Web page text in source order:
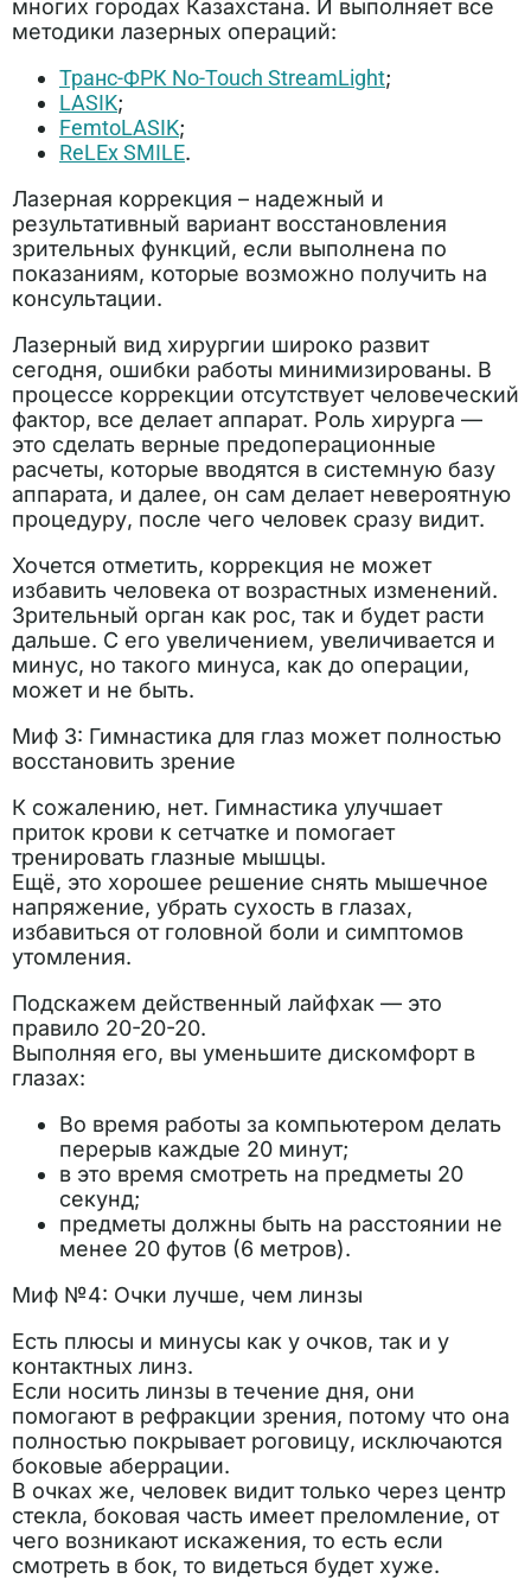
многих городах Казахстана. И выполняет все
методики лазерных операций:
Транс-ФРК No-Touch StreamLight;
LASIK;
FemtoLASIK;
ReLEx SMILE.
Лазерная коррекция – надежный и
результативный вариант восстановления
зрительных функций, если выполнена по
показаниям, которые возможно получить на
консультации.
Лазерный вид хирургии широко развит
сегодня, ошибки работы минимизированы. В
процессе коррекции отсутствует человеческий
фактор, все делает аппарат. Роль хирурга —
это сделать верные предоперационные
расчеты, которые вводятся в системную базу
аппарата, и далее, он сам делает невероятную
процедуру, после чего человек сразу видит.
Хочется отметить, коррекция не может
избавить человека от возрастных изменений.
Зрительный орган как рос, так и будет расти
дальше. С его увеличением, увеличивается и
минус, но такого минуса, как до операции,
может и не быть.
Миф 3: Гимнастика для глаз может полностью
восстановить зрение
К сожалению, нет. Гимнастика улучшает
приток крови к сетчатке и помогает
тренировать глазные мышцы.
Ещё, это хорошее решение снять мышечное
напряжение, убрать сухость в глазах,
избавиться от головной боли и симптомов
утомления.
Подскажем действенный лайфхак — это
правило 20-20-20.
Выполняя его, вы уменьшите дискомфорт в
глазах:
Во время работы за компьютером делать
перерыв каждые 20 минут;
в это время смотреть на предметы 20
секунд;
предметы должны быть на расстоянии не
менее 20 футов (6 метров).
Миф №4: Очки лучше, чем линзы
Есть плюсы и минусы как у очков, так и у
контактных линз.
Если носить линзы в течение дня, они
помогают в рефракции зрения, потому что она
полностью покрывает роговицу, исключаются
боковые аберрации.
В очках же, человек видит только через центр
стекла, боковая часть имеет преломление, от
чего возникают искажения, то есть если
смотреть в бок, то видеться будет хуже.